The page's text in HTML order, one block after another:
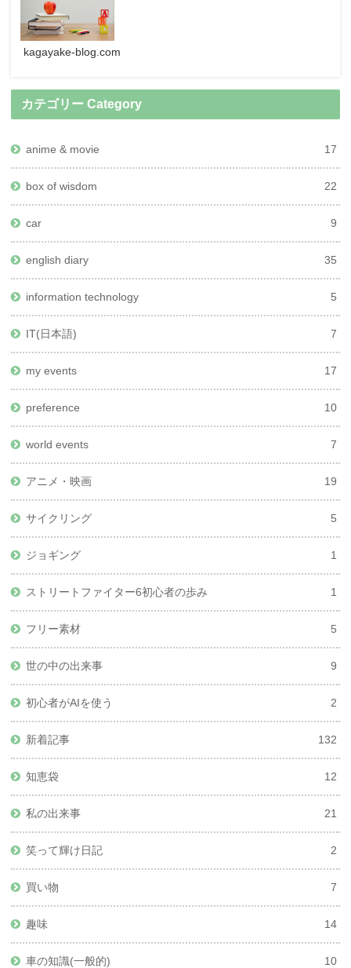
kagayake-blog.com
カテゴリー Category
anime & movie 17
box of wisdom 22
car 9
english diary 35
information technology 5
IT(日本語) 7
my events 17
preference 10
world events 7
アニメ・映画 19
サイクリング 5
ジョギング 1
ストリートファイター6初心者の歩み 1
フリー素材 5
世の中の出来事 9
初心者がAIを使う 2
新着記事 132
知恵袋 12
私の出来事 21
笑って輝け日記 2
買い物 7
趣味 14
車の知識(一般的) 10